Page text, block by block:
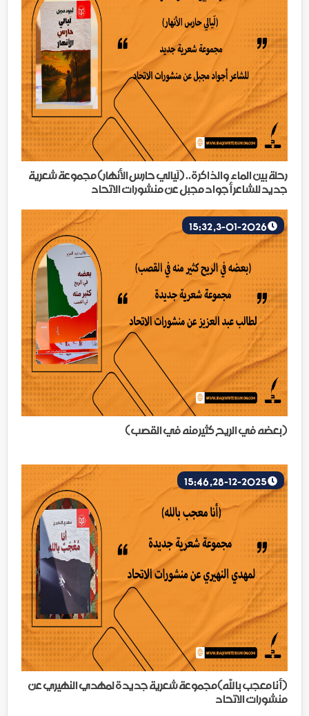
رحلة بين الماء والذاكرة.. (لَيالي حارس الأنهار) مجموعة شعرية
جديد للشاعر أجواد مجبل عن منشورات الاتحاد
(بعضه في الريح كثير منه في القصب)
(أنا معجب بالله)مجموعة شعرية جديدة لمهدي النهيري عن
منشورات الاتحاد